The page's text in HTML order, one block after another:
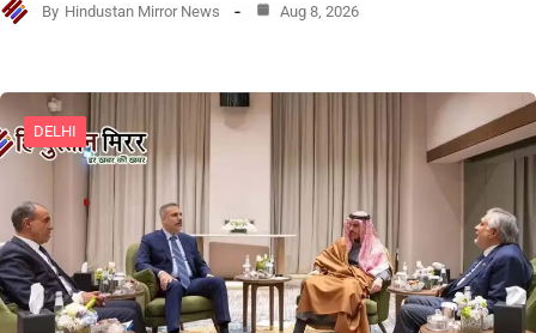
By Hindustan Mirror News Aug 8, 2026
DELHI